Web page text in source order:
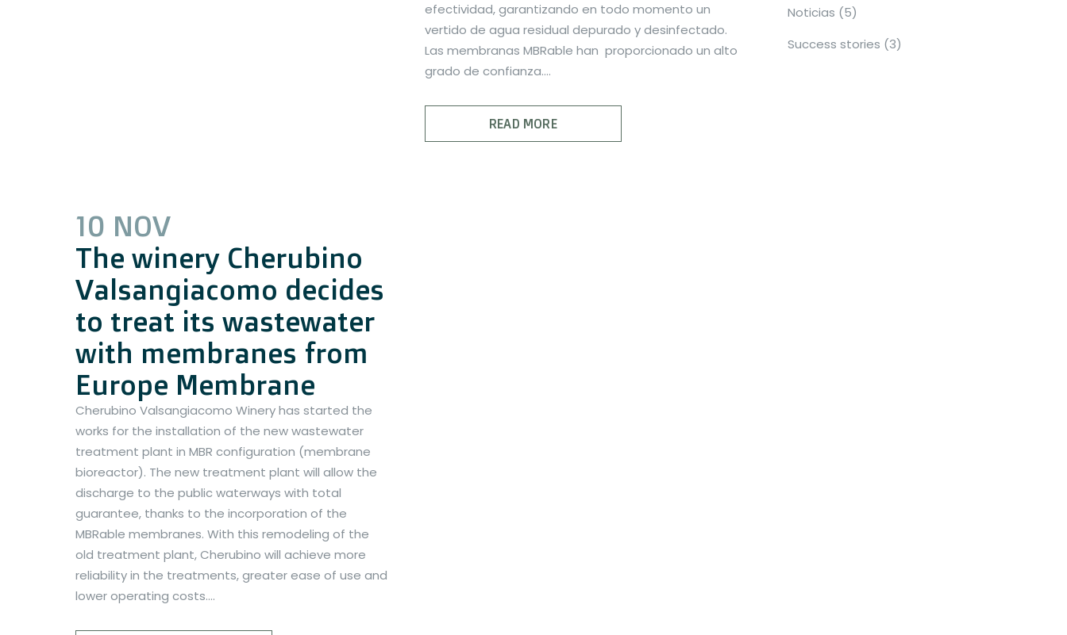
efectividad, garantizando en todo momento un
vertido de agua residual depurado y desinfectado.
Las membranas MBRable han proporcionado un alto
grado de confianza....
READ MORE
10 NOV
The winery Cherubino
Valsangiacomo decides
to treat its wastewater
with membranes from
Europe Membrane
Cherubino Valsangiacomo Winery has started the
works for the installation of the new wastewater
treatment plant in MBR configuration (membrane
bioreactor). The new treatment plant will allow the
discharge to the public waterways with total
guarantee, thanks to the incorporation of the
MBRable membranes. With this remodeling of the
old treatment plant, Cherubino will achieve more
reliability in the treatments, greater ease of use and
lower operating costs....
Noticias (5)
Success stories (3)